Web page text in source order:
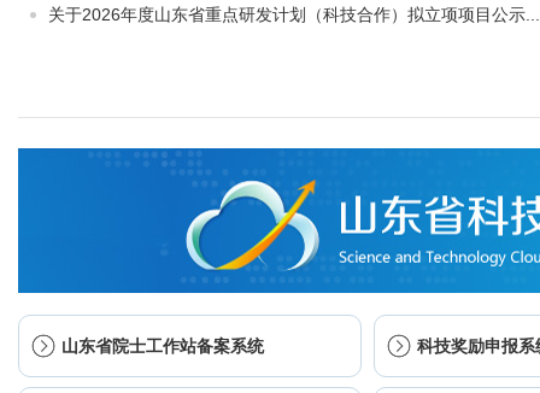
关于2026年度山东省重点研发计划（科技合作）拟立项项目公示...
山东省院士工作站备案系统 科技奖励申报系